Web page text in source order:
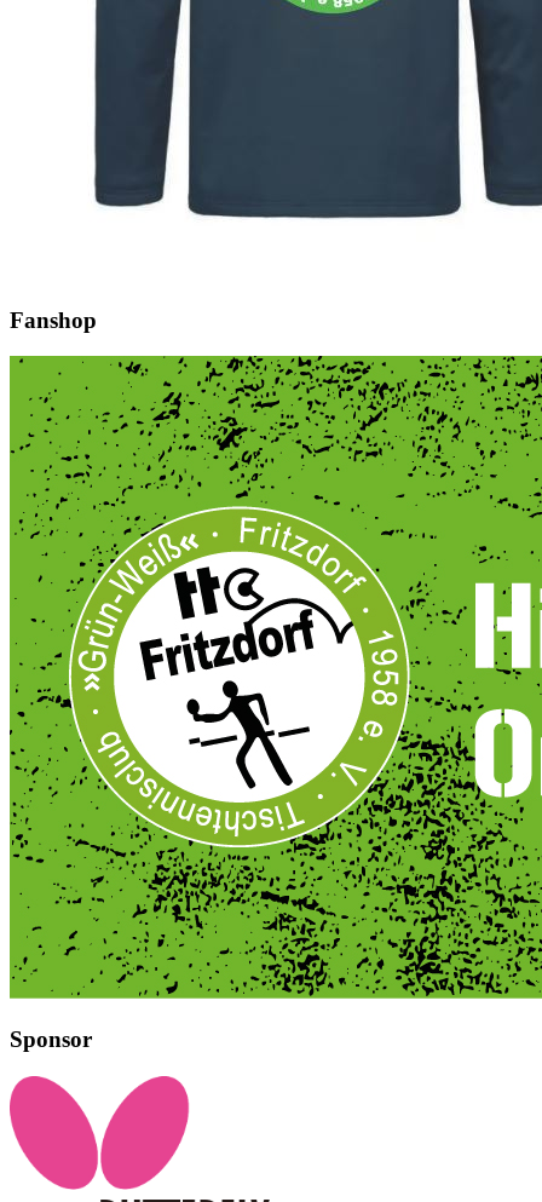
Fanshop
Sponsor